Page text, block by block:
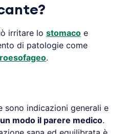
irritare lo stomaco e
di patologie come
.
indicazioni generali e
modo il parere medico.